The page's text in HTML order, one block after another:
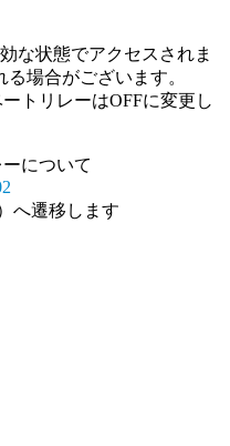
な状態でアクセスされま
場合がございます。
トリレーはOFFに変更し
について
へ遷移します